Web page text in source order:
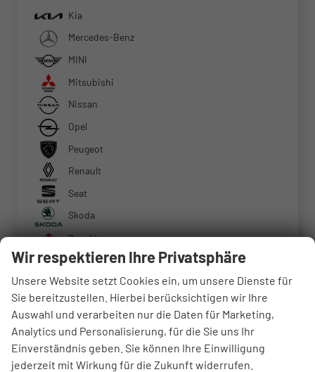
Kia
Mercedes-Benz
MINI
Mitsubishi
Nissan
Opel
Peugeot
Renault
Seat
Skoda
Suzuki
Tesla
Toyota
Volkswagen
Weitere
Wir respektieren Ihre Privatsphäre
Unsere Website setzt Cookies ein, um unsere Dienste für
Sie bereitzustellen. Hierbei berücksichtigen wir Ihre
Auswahl und verarbeiten nur die Daten für Marketing,
Analytics und Personalisierung, für die Sie uns Ihr
Einverständnis geben. Sie können Ihre Einwilligung
jederzeit mit Wirkung für die Zukunft widerrufen.